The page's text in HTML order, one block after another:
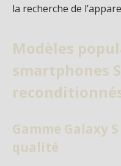
la recherche de
Modèles
smartphones
Gamme Galaxy
qualité